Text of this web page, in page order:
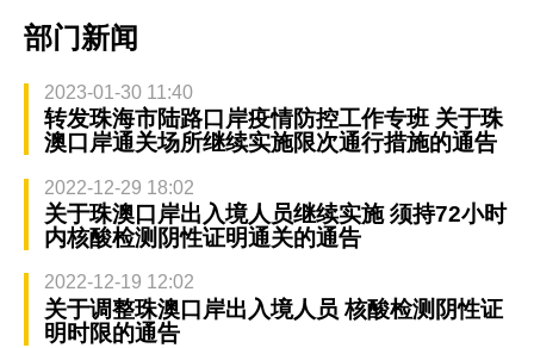
部门新闻
2023-01-30 11:40
转发珠海市陆路口岸疫情防控工作专班 关于珠
澳口岸通关场所继续实施限次通行措施的通告
2022-12-29 18:02
关于珠澳口岸出入境人员继续实施 须持72小时
内核酸检测阴性证明通关的通告
2022-12-19 12:02
关于调整珠澳口岸出入境人员 核酸检测阴性证
明时限的通告